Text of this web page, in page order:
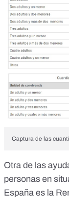
Captura de las
Otra de las
personas en
España es la